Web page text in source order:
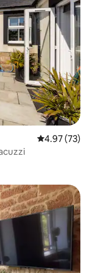
Calificación
4.97 (73)